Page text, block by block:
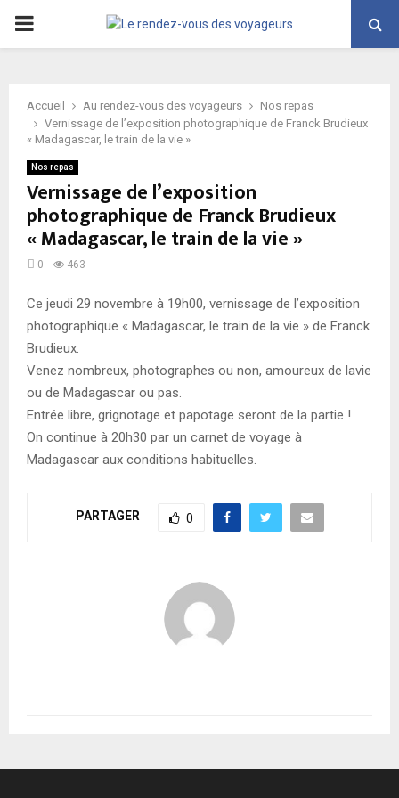
PRIMARY
Accueil Au rendez-vous des voyageurs
Nos repas
Vernissage de l’exposition photographique de Franck Brudieux
« Madagascar, le train de la vie »
Nos repas
Vernissage de l’exposition
photographique de Franck Brudieux
« Madagascar, le train de la vie »
0 463
Ce jeudi 29 novembre à 19h00, vernissage de l’exposition
photographique « Madagascar, le train de la vie » de Franck
Brudieux.
Venez nombreux, photographes ou non, amoureux de lavie
ou de Madagascar ou pas.
Entrée libre, grignotage et papotage seront de la partie !
On continue à 20h30 par un carnet de voyage à
Madagascar aux conditions habituelles.
PARTAGER 0